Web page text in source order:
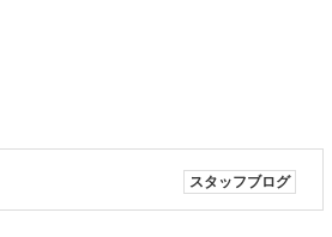
スタッフブログ